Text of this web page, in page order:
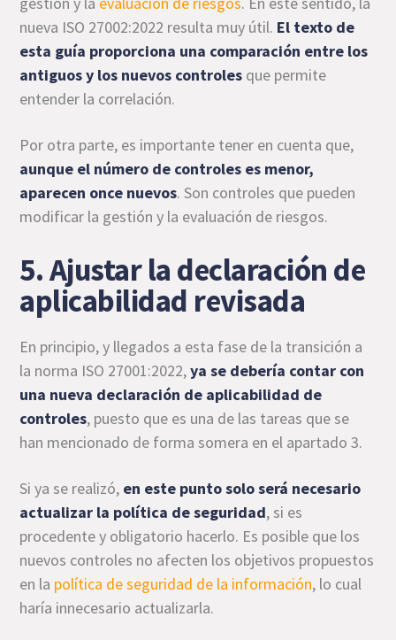
nueva ISO 27002:2022 resulta muy útil. El texto de
esta guía proporciona una comparación entre los
antiguos y los nuevos controles que permite
entender la correlación.
Por otra parte, es importante tener en cuenta que,
aunque el número de controles es menor,
aparecen once nuevos. Son controles que pueden
modificar la gestión y la evaluación de riesgos.
5. Ajustar la declaración de
aplicabilidad revisada
En principio, y llegados a esta fase de la transición a
la norma ISO 27001:2022,ya se debería contar con
una nueva declaración de aplicabilidad de
controles, puesto que es una de las tareas que se
han mencionado de forma somera en el apartado 3.
Si ya se realizó, en este punto solo será necesario
actualizar la política de seguridad, si es
procedente y obligatorio hacerlo. Es posible que los
nuevos controles no afecten los objetivos propuestos
en la política de seguridad de la información, lo cual
haría innecesario actualizarla.